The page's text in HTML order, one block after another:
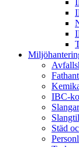
IBC-
Slangar
Städ